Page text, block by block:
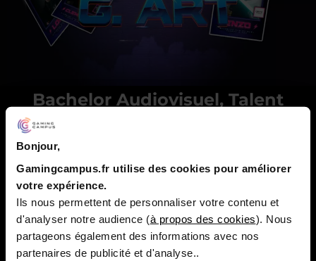
Bonjour,
Gamingcampus.fr utilise des cookies pour améliorer
votre expérience.
Ils nous permettent de personnaliser votre contenu et
d'analyser notre audience (à propos des cookies). Nous
partageons également des informations avec nos
partenaires de publicité et d'analyse..
Bachelor Audiovisuel, Talent
Ce Bachelor de haut niveau a permis aux diplômes soit
de créer leur propre entreprise / startup, dans le
domaine du jeu vidéo et de l’esport soit de maîtriser
l’ensemble des compétences indispensables dans le
secteur de l'audiovisuel en entreprise.